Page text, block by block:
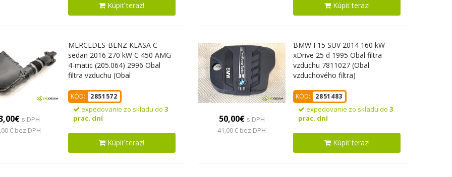
Kúpiť teraz! Kúpiť teraz!
s DPH
€ bez DPH
MERCEDES-BENZ KLASA C
sedan 2016 270 kW C 450 AMG
4-matic (205.064) 2996 Obal
filtra vzduchu (Obal
KÓD: 2851572
expedovanie zo skladu do 3
prac. dní
Kúpiť teraz!
50,00€ s DPH
41,00 € bez DPH
BMW F15 SUV 2014 160 kW
xDrive 25 d 1995 Obal filtra
vzduchu 7811027 (Obal
vzduchového filtra)
KÓD: 2851483
expedovanie zo skladu do3
prac. dní
Kúpiť teraz!